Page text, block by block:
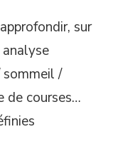
sur
sommeil /
de courses…